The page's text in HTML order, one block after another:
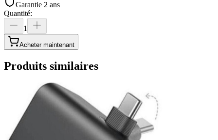
Garantie 2 ans
Quantité:
1
Acheter maintenant
Produits similaires